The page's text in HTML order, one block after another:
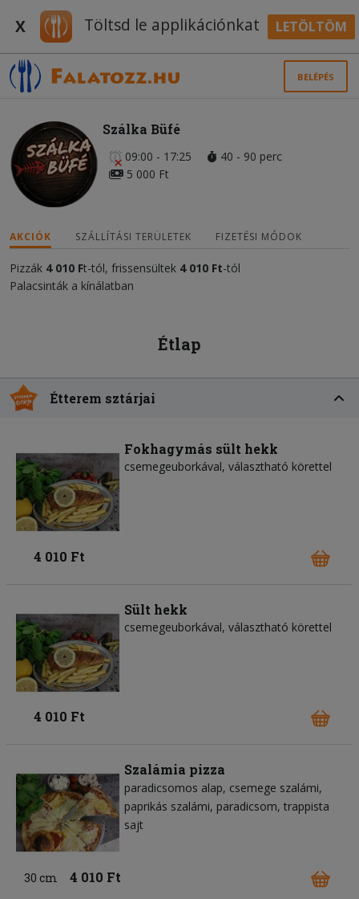
X Töltsd le applikációnkat LETÖLTÖM
BELÉPÉS
Szálka Büfé
09:00 - 17:25
40 - 90 perc
5 000 Ft
AKCIÓK SZÁLLÍTÁSI TERÜLETEK FIZETÉSI MÓDOK
Pizzák 4 010 Ft-tól, frissensültek 4 010 Ft-tól
Palacsinták a kínálatban
Étlap
Étterem sztárjai
Fokhagymás sült hekk
csemegeuborkával, választható körettel
4 010 Ft
Sült hekk
csemegeuborkával, választható körettel
4 010 Ft
Szalámia pizza
paradicsomos alap csemege szalámi
paprikás szalámi paradicsom trappista
sajt
30 cm 4 010 Ft